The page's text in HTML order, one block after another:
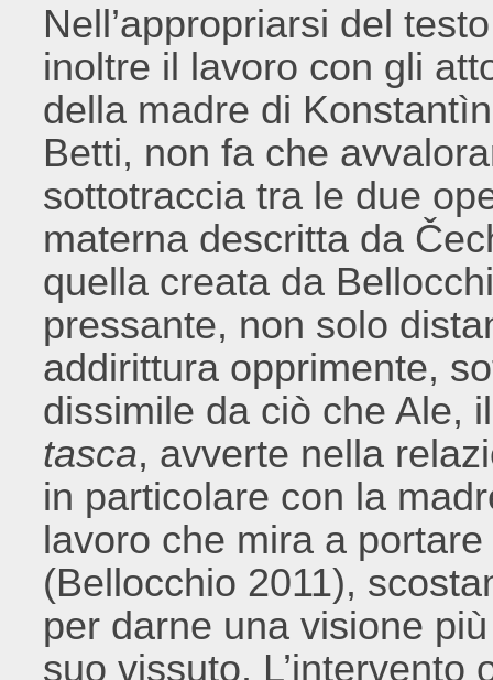
Nell’appropriarsi del
inoltre il lavoro con gli
della madre di
Betti, non fa che
sottotraccia tra le due
materna descritta da
quella creata da
pressante, non solo
addirittura opprimente,
dissimile da ciò che Ale,
tasca, avverte nella
in particolare con la
lavoro che mira a
(Bellocchio 2011),
per darne una visione
suo vissuto.